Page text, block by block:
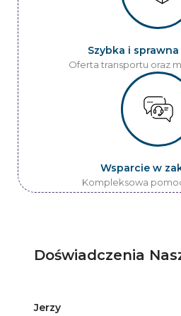
Szybka i
Oferta transportu oraz
Wsparcie w
Kompleksowa
Doświadczenia
Jerzy